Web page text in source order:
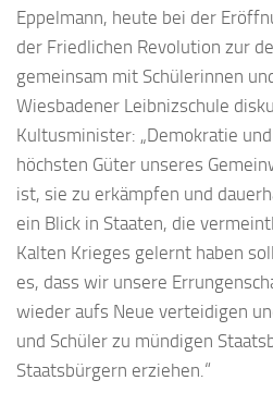
Eppelmann, heute bei der
der Friedlichen Revolution zur
gemeinsam mit Schülerinnen
Wiesbadener Leibnizschule
Kultusminister: „Demokratie
höchsten Güter unseres
ist, sie zu erkämpfen und
ein Blick in Staaten, die
Kalten Krieges gelernt haben
es, dass wir unsere
wieder aufs Neue verteidigen
und Schüler zu mündigen
Staatsbürgern erziehen.“